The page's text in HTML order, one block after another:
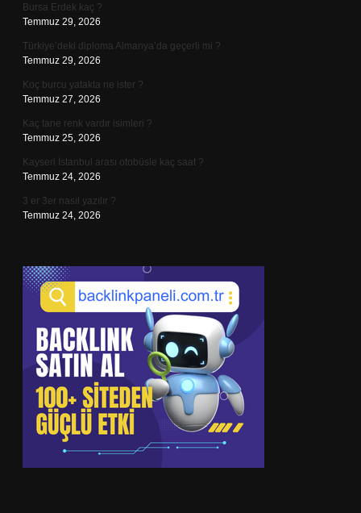
Bursa Erdek kaç ?
Temmuz 29, 2026
Türkiye’deki diploma Almanya’da geçerli mi ?
Temmuz 29, 2026
Koç burcu yatakta ne ister ?
Temmuz 27, 2026
Kaç tane renk vardır isimleri ?
Temmuz 25, 2026
Kayseri İstanbul arası otobüsle kaç saat ?
Temmuz 24, 2026
3 er 3er nasıl yazılır ?
Temmuz 24, 2026